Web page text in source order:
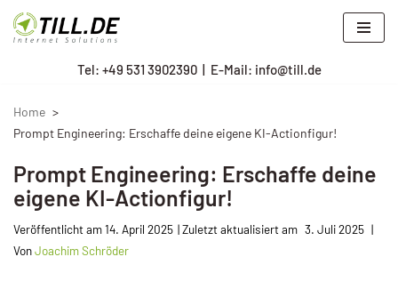
Zum
Tel: +49 531 3902390| E-Mail: info@till.de
Home
Prompt Engineering: Erschaffe deine eigene KI-Actionfigur!
Prompt Engineering: Erschaffe deine
eigene KI-Actionfigur!
Veröffentlicht am14. April 2025
3. Juli 2025
VonJoachim Schröder